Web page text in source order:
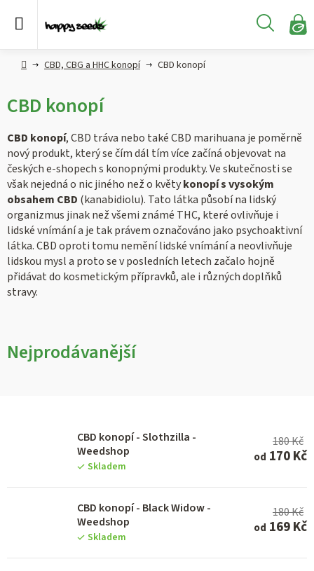
Hledat
Semena
CBD,
HHC
konopí
Konopné
produkty
Hašiš
Kratom
HlavníCBD, CBG a HHC konopí CBD konopí
CBD konopí
CBD konopí, CBD tráva nebo také CBD marihuana je poměrně
nový produkt, který se čím dál tím více začíná objevovat na
českých e-shopech s konopnými produkty. Ve skutečnosti se
však nejedná o nic jiného než o květykonopí s vysokým
obsahem CBD (kanabidiolu). Tato látka působí na lidský
organizmus jinak než všemi známé THC, které ovlivňuje i
lidské vnímání a je tak právem označováno jako psychoaktivní
látka. CBD oproti tomu nemění lidské vnímání a neovlivňuje
lidskou mysl a proto se v posledních letech začalo hojně
přidávat do kosmetickým přípravků, ale i různých doplňků
stravy.
Nejprodávanější
CBD konopí - Slothzilla -
Weedshop
Skladem
180 Kč
od 170 Kč
CBD konopí - Black Widow -
Weedshop
Skladem
180 Kč
od 169 Kč
i
r